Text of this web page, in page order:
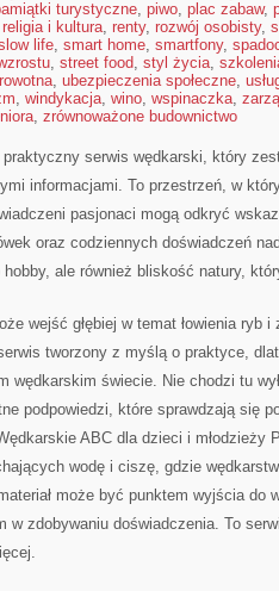
turystyczne, piwo, plac zabaw,
religia i kultura, renty, rozwój osobisty,
life, smart home, smartfony,
, street food, styl życia,
, ubezpieczenia społeczne,
, windykacja, wino, wspinaczka,
, zrównoważone budownictwo
serwis wędkarski, który
informacjami. To przestrzeń, w
pasjonaci mogą odkryć
oraz codziennych doświadczeń
ale również bliskość natury,
wejść głębiej w temat łowienia ryb
tworzony z myślą o praktyce,
wędkarskim świecie. Nie chodzi tu
podpowiedzi, które sprawdzają się
ABC dla dzieci i młodzieży
wodę i ciszę, gdzie
może być punktem wyjścia do
w zdobywaniu doświadczenia. To